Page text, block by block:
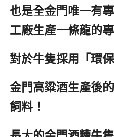
也是全金門唯一有
工廠生產一條龍的
對於牛隻採用「環
金門高粱酒生產後
飼料！